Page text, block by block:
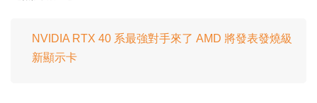
NVIDIA RTX 40 系最強對手來了 AMD 將發表發燒級
新顯示卡